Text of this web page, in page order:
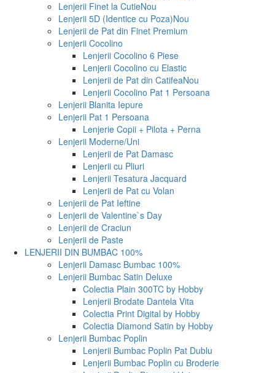
Lenjerii Finet la CutieNou
Lenjerii 5D (Identice cu Poza)Nou
Lenjerii de Pat din Finet Premium
Lenjerii Cocolino
Lenjerii Cocolino 6 Piese
Lenjerii Cocolino cu Elastic
Lenjerii de Pat din CatifeaNou
Lenjerii Cocolino Pat 1 Persoana
Lenjerii Blanita Iepure
Lenjerii Pat 1 Persoana
Lenjerie Copii + Pilota + Perna
Lenjerii Moderne/Uni
Lenjerii de Pat Damasc
Lenjerii cu Pliuri
Lenjerii Tesatura Jacquard
Lenjerii de Pat cu Volan
Lenjerii de Pat Ieftine
Lenjerii de Valentine`s Day
Lenjerii de Craciun
Lenjerii de Paste
LENJERII DIN BUMBAC 100%
Lenjerii Damasc Bumbac 100%
Lenjerii Bumbac Satin Deluxe
Colectia Plain 300TC by Hobby
Lenjerii Brodate Dantela Vita
Colectia Print Digital by Hobby
Colectia Diamond Satin by Hobby
Lenjerii Bumbac Poplin
Lenjerii Bumbac Poplin Pat Dublu
Lenjerii Bumbac Poplin cu Broderie